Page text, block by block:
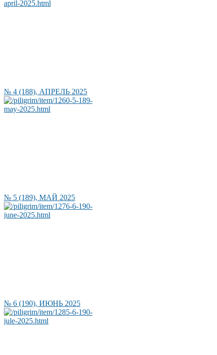
№ 4 (188), АПРЕЛЬ 2025
№ 5 (189), МАЙ 2025
№ 6 (190), ИЮНЬ 2025